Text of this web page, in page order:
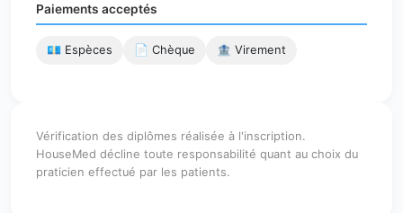
Paiements acceptés
💶 Espèces 📄 Chèque 🏦 Virement
Vérification des diplômes réalisée à l'inscription.
HouseMed décline toute responsabilité quant au choix du
praticien effectué par les patients.